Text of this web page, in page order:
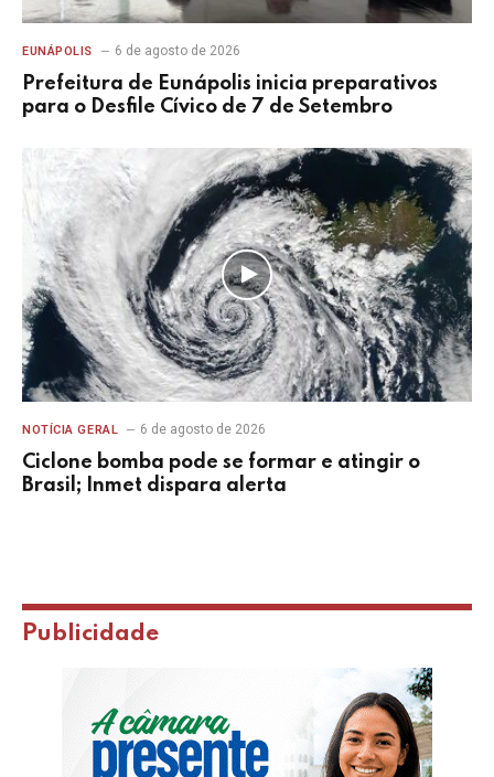
EUNÁPOLIS 6 de agosto de 2026
Prefeitura de Eunápolis inicia preparativos
para o Desfile Cívico de 7 de Setembro
NOTÍCIA GERAL 6 de agosto de 2026
Ciclone bomba pode se formar e atingir o
Brasil; Inmet dispara alerta
Publicidade